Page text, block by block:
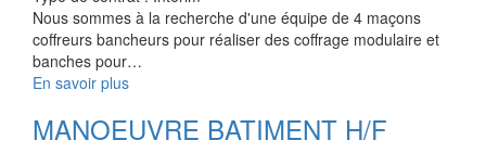
Nous sommes à la recherche d'une équipe de 4 maçons
coffreurs bancheurs pour réaliser des coffrage modulaire et
banches pour…
En savoir plus
MANOEUVRE BATIMENT H/F